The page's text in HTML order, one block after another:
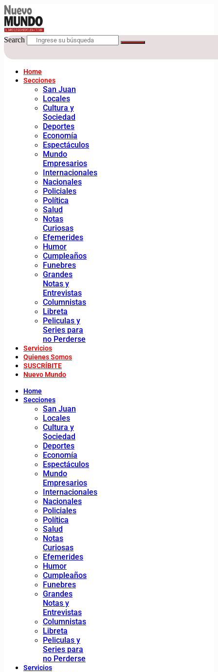
Search
Home
Secciones
San Juan
Locales
Cultura y
Sociedad
Deportes
Economía
Espectáculos
Mundo
Empresarios
Internacionales
Nacionales
Policiales
Política
Salud
Notas
Curiosas
Efemerides
Humor
Cumpleaños
Funebres
Grandes
Notas y
Entrevistas
Columnistas
Libreta
Peliculas y
Series para
no Perderse
Servicios
Quienes Somos
SUSCRÍBITE
Nuevo Mundo
Home
Secciones
San Juan
Locales
Cultura y
Sociedad
Deportes
Economía
Espectáculos
Mundo
Empresarios
Internacionales
Nacionales
Policiales
Política
Salud
Notas
Curiosas
Efemerides
Humor
Cumpleaños
Funebres
Grandes
Notas y
Entrevistas
Columnistas
Libreta
Peliculas y
Series para
no Perderse
Servicios